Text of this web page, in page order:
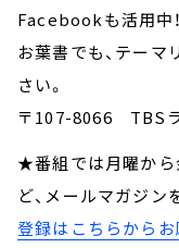
Facebookも活用中！
お葉書でも、テー
さい。
〒107-8066 TBSラ
★番組では月曜から
ど、メールマガジ
登録はこちらからお